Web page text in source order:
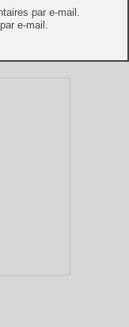
par e-mail.
e-mail.